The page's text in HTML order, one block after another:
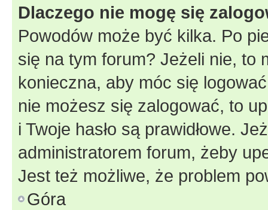
Dlaczego nie mogę się
Powodów może być kilka. Po
się na tym forum? Jeżeli nie, to
konieczna, aby móc się
nie możesz się zalogować, to
i Twoje hasło są prawidłowe.
administratorem forum, żeby
Jest też możliwe, że problem
Góra